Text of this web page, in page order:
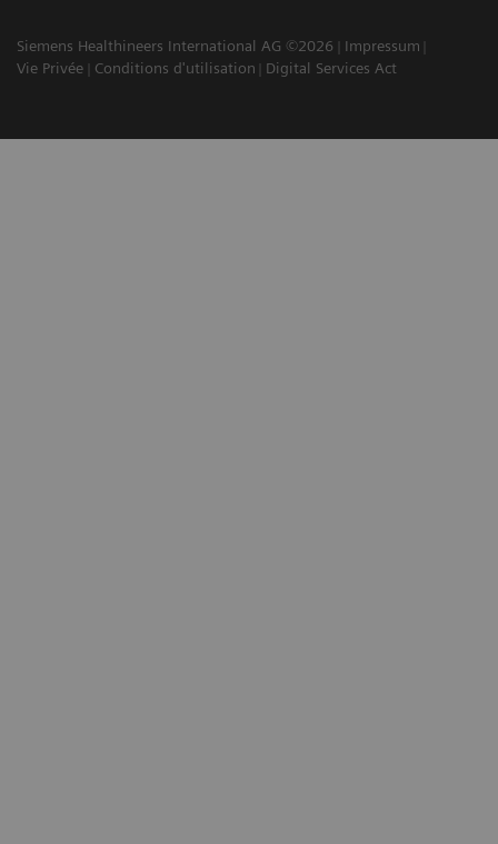
Siemens Healthineers International AG ©2026
Impressum
Vie Privée
Conditions d'utilisation Digital Services Act